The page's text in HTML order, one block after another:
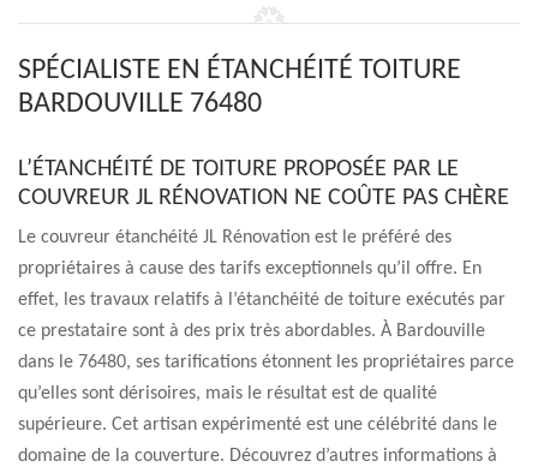
SPÉCIALISTE EN ÉTANCHÉITÉ TOITURE
BARDOUVILLE 76480
L’ÉTANCHÉITÉ DE TOITURE PROPOSÉE PAR LE
COUVREUR JL RÉNOVATION NE COÛTE PAS CHÈRE
Le couvreur étanchéité JL Rénovation est le préféré des
propriétaires à cause des tarifs exceptionnels qu’il offre. En
effet, les travaux relatifs à l’étanchéité de toiture exécutés par
ce prestataire sont à des prix très abordables. À Bardouville
dans le 76480, ses tarifications étonnent les propriétaires parce
qu’elles sont dérisoires, mais le résultat est de qualité
supérieure. Cet artisan expérimenté est une célébrité dans le
domaine de la couverture. Découvrez d’autres informations à